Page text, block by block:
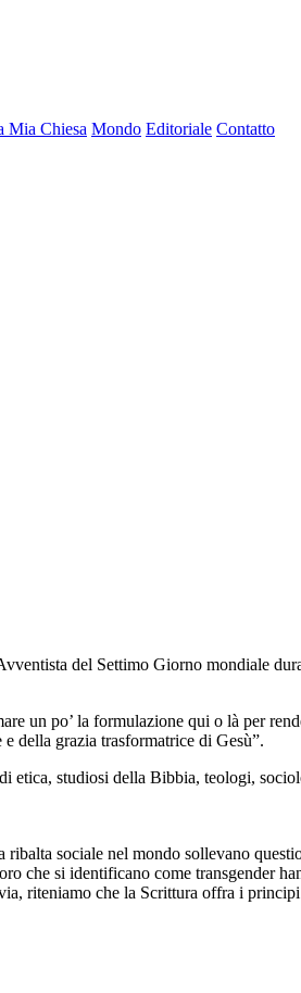
Mia Chiesa Mondo Editoriale Contatto
del Settimo Giorno mondiale
un po’ la formulazione qui o là per
della grazia trasformatrice di Gesù”.
etica, studiosi della Bibbia, teologi,
ribalta sociale nel mondo sollevano
che si identificano come transgender
riteniamo che la Scrittura offra i